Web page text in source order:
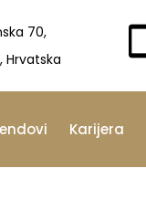
70,
Hrvatska
Karijera